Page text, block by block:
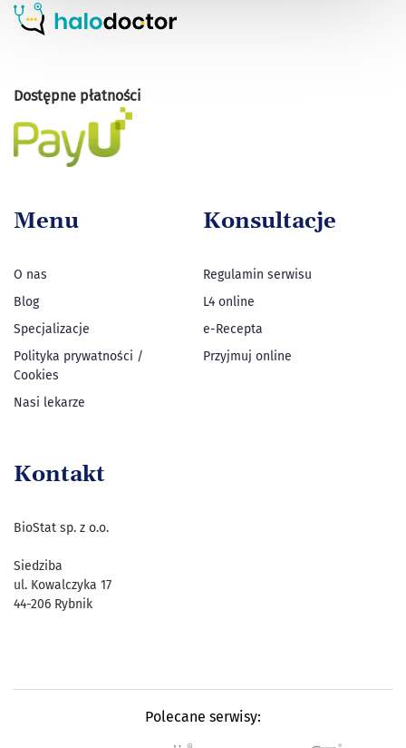
Dostępne płatności
Menu
O nas
Blog
Specjalizacje
Polityka prywatności /
Cookies
Nasi lekarze
Konsultacje
Regulamin serwisu
L4 online
e-Recepta
Przyjmuj online
Kontakt
BioStat sp. z o.o.
Siedziba
ul. Kowalczyka 17
44-206 Rybnik
Polecane serwisy: